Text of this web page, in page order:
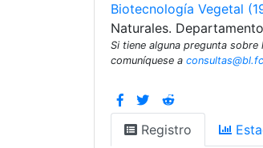
Biotecnología Vegetal
Naturales.
Si tiene alguna pregunta
comuníquese a
Registro